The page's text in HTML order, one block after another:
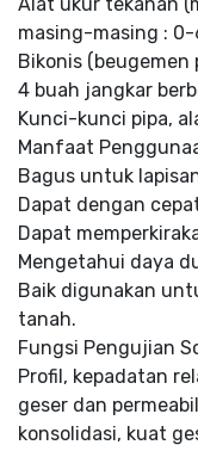
masing-masing :
Bikonis
4 buah jangkar
Kunci-kunci pipa,
Manfaat
Bagus untuk
Dapat dengan
Dapat
Mengetahui daya
Baik digunakan
tanah.
Fungsi Pengujian
Profil, kepadatan
geser dan
konsolidasi, kuat